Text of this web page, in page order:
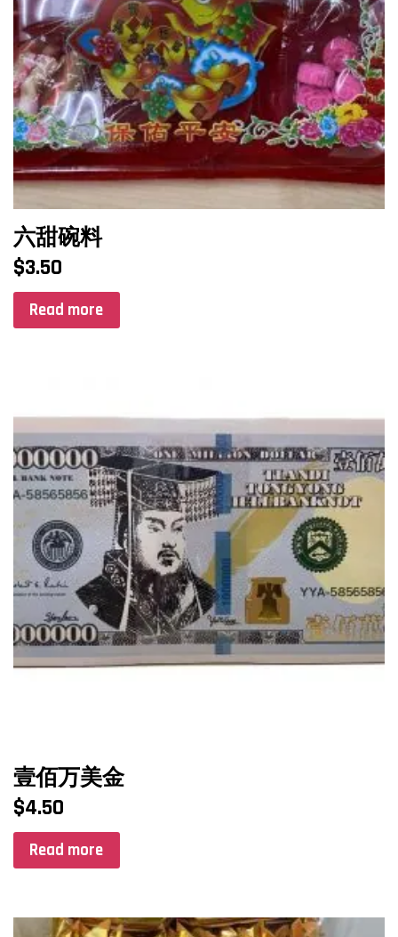
六甜碗料
$3.50
Read more
壹佰万美金
$4.50
Read more